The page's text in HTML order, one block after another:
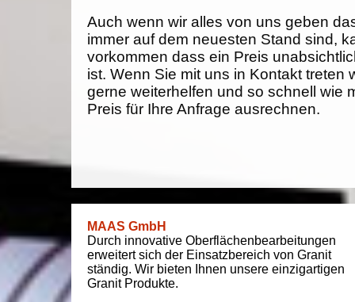
Auch wenn wir alles von uns geben
immer auf dem neuesten Stand sind,
vorkommen dass ein Preis
ist. Wenn Sie mit uns in Kontakt treten
gerne weiterhelfen und so schnell wie
Preis für Ihre Anfrage ausrechnen.
MAAS GmbH
Durch innovative Oberflächenbearbeitungen
erweitert sich der Einsatzbereich von Granit
ständig. Wir bieten Ihnen unsere einzigartigen
Granit Produkte.